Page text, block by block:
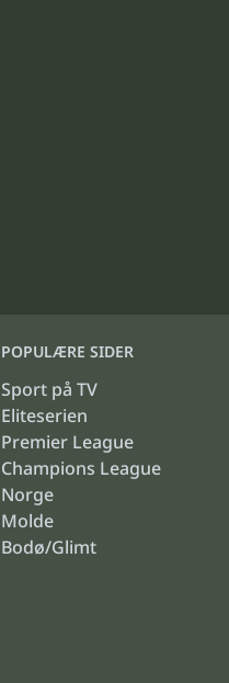
POPULÆRE SIDER
Sport på TV
Eliteserien
Premier League
Champions League
Norge
Molde
Bodø/Glimt